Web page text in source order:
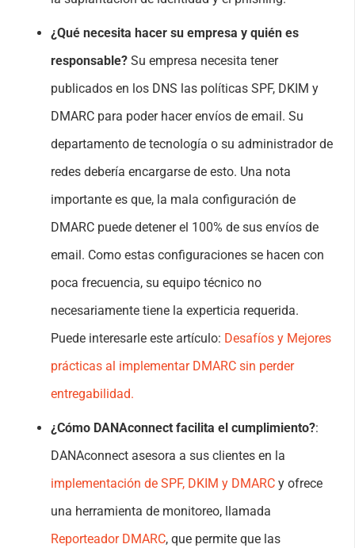
¿Qué necesita hacer su empresa y quién es
responsable? Su empresa necesita tener
publicados en los DNS las políticas SPF, DKIM y
DMARC para poder hacer envíos de email. Su
departamento de tecnología o su administrador de
redes debería encargarse de esto. Una nota
importante es que, la mala configuración de
DMARC puede detener el 100% de sus envíos de
email. Como estas configuraciones se hacen con
poca frecuencia, su equipo técnico no
necesariamente tiene la experticia requerida.
Puede interesarle este artículo: Desafíos y Mejores
prácticas al implementar DMARC sin perder
entregabilidad.
¿Cómo DANAconnect facilita el cumplimiento?:
DANAconnect asesora a sus clientes en la
implementación de SPF, DKIM y DMARC y ofrece
una herramienta de monitoreo, llamada
Reporteador DMARC, que permite que las